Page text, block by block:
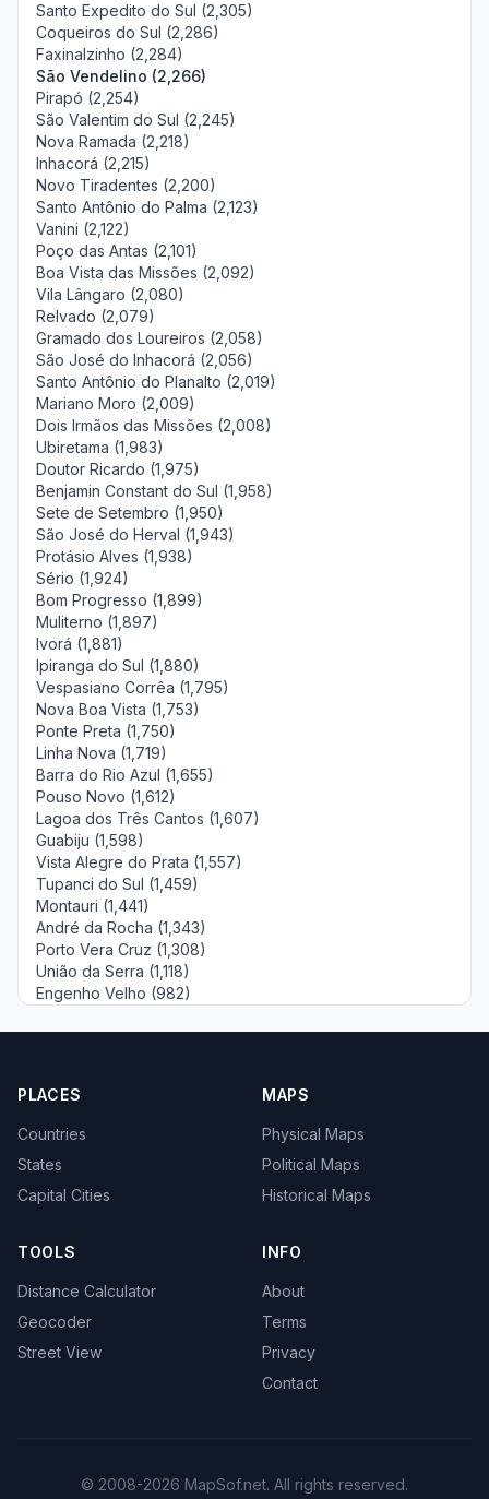
Santo Expedito do Sul (2,305)
Coqueiros do Sul (2,286)
Faxinalzinho (2,284)
São Vendelino (2,266)
Pirapó (2,254)
São Valentim do Sul (2,245)
Nova Ramada (2,218)
Inhacorá (2,215)
Novo Tiradentes (2,200)
Santo Antônio do Palma (2,123)
Vanini (2,122)
Poço das Antas (2,101)
Boa Vista das Missões (2,092)
Vila Lângaro (2,080)
Relvado (2,079)
Gramado dos Loureiros (2,058)
São José do Inhacorá (2,056)
Santo Antônio do Planalto (2,019)
Mariano Moro (2,009)
Dois Irmãos das Missões (2,008)
Ubiretama (1,983)
Doutor Ricardo (1,975)
Benjamin Constant do Sul (1,958)
Sete de Setembro (1,950)
São José do Herval (1,943)
Protásio Alves (1,938)
Sério (1,924)
Bom Progresso (1,899)
Muliterno (1,897)
Ivorá (1,881)
Ipiranga do Sul (1,880)
Vespasiano Corrêa (1,795)
Nova Boa Vista (1,753)
Ponte Preta (1,750)
Linha Nova (1,719)
Barra do Rio Azul (1,655)
Pouso Novo (1,612)
Lagoa dos Três Cantos (1,607)
Guabiju (1,598)
Vista Alegre do Prata (1,557)
Tupanci do Sul (1,459)
Montauri (1,441)
André da Rocha (1,343)
Porto Vera Cruz (1,308)
União da Serra (1,118)
Engenho Velho (982)
PLACES
Countries
States
Capital Cities
MAPS
Physical Maps
Political Maps
Historical Maps
TOOLS
Distance Calculator
Geocoder
Street View
INFO
About
Terms
Privacy
Contact
© 2008-2026 MapSof.net. All rights reserved.